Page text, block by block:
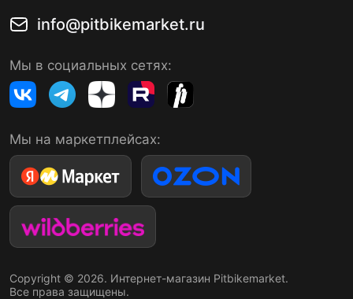
info@pitbikemarket.ru
Мы в социальных сетях:
Мы на маркетплейсах:
Copyright © 2026. Интернет-магазин Pitbikemarket.
Все права защищены.